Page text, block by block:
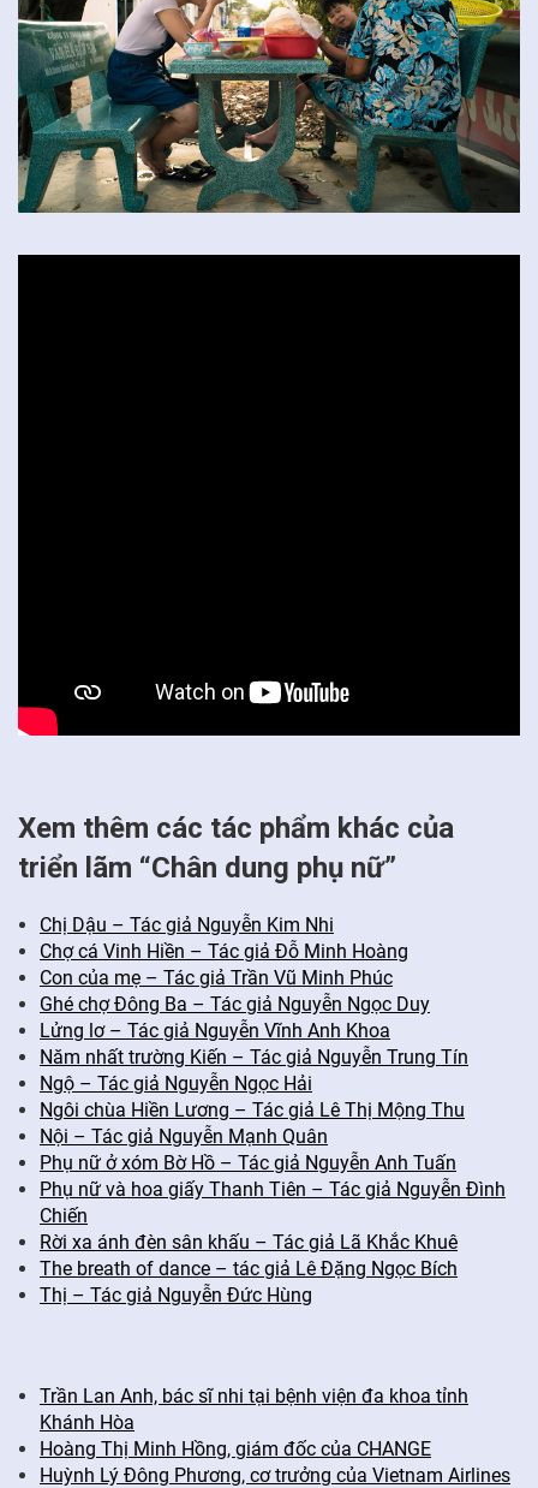
Xem thêm các tác phẩm khác của
triển lãm “Chân dung phụ nữ”
Chị Dậu – Tác giả Nguyễn Kim Nhi
Chợ cá Vinh Hiền – Tác giả Đỗ Minh Hoàng
Con của mẹ – Tác giả Trần Vũ Minh Phúc
Ghé chợ Đông Ba – Tác giả Nguyễn Ngọc Duy
Lửng lơ – Tác giả Nguyễn Vĩnh Anh Khoa
Năm nhất trường Kiến – Tác giả Nguyễn Trung Tín
Ngộ – Tác giả Nguyễn Ngọc Hải
Ngôi chùa Hiền Lương – Tác giả Lê Thị Mộng Thu
Nội – Tác giả Nguyễn Mạnh Quân
Phụ nữ ở xóm Bờ Hồ – Tác giả Nguyễn Anh Tuấn
Phụ nữ và hoa giấy Thanh Tiên – Tác giả Nguyễn Đình
Chiến
Rời xa ánh đèn sân khấu – Tác giả Lã Khắc Khuê
The breath of dance – tác giả Lê Đặng Ngọc Bích
Thị – Tác giả Nguyễn Đức Hùng
Trần Lan Anh, bác sĩ nhi tại bệnh viện đa khoa tỉnh
Khánh Hòa
Hoàng Thị Minh Hồng, giám đốc của CHANGE
Huỳnh Lý Đông Phương, cơ trưởng của Vietnam Airlines